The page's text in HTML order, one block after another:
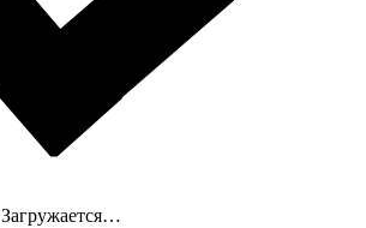
Загружается…